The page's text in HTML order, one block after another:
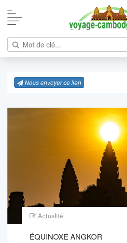
Nous envoyer ce lien
Actualité
ÉQUINOXE ANGKOR